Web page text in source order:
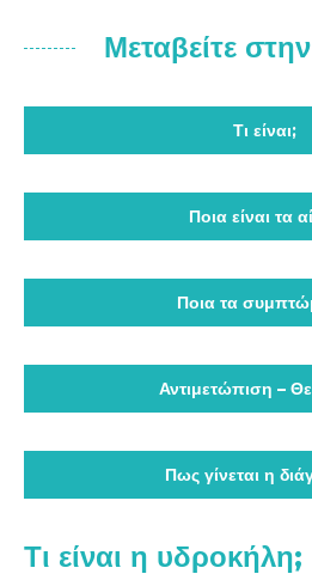
Μεταβείτε
Τι είναι;
Ποια είναι τα
Ποια τα
Αντιμετώπιση –
Πως γίνεται η
Τι είναι η υδροκήλη;